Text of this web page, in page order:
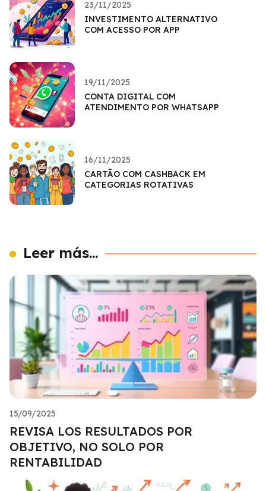
23/11/2025
INVESTIMENTO ALTERNATIVO
COM ACESSO POR APP
19/11/2025
CONTA DIGITAL COM
ATENDIMENTO POR WHATSAPP
16/11/2025
CARTÃO COM CASHBACK EM
CATEGORIAS ROTATIVAS
Leer más...
15/09/2025
REVISA LOS RESULTADOS POR
OBJETIVO, NO SOLO POR
RENTABILIDAD